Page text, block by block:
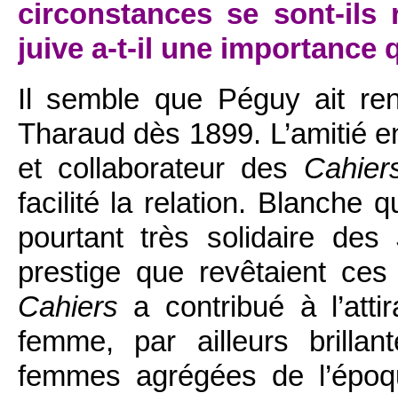
circonstances se sont-ils
juive a-t-il une importance
Il semble que Péguy ait
Tharaud dès 1899. L’amitié
et collaborateur des
facilité la relation. Blanche
pourtant très solidaire
prestige que revêtaient
Cahiers a contribué à
femme, par ailleurs
femmes agrégées de